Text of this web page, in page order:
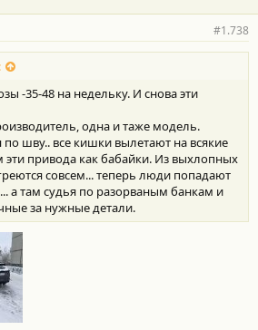
#1.738
-35-48 на недельку. И снова эти
одна и таже модель.
по шву.. все кишки вылетают на всякие
эти привода как бабайки. Из выхлопных
совсем... теперь люди попадают
а там судья по разорваным банкам и
за нужные детали.